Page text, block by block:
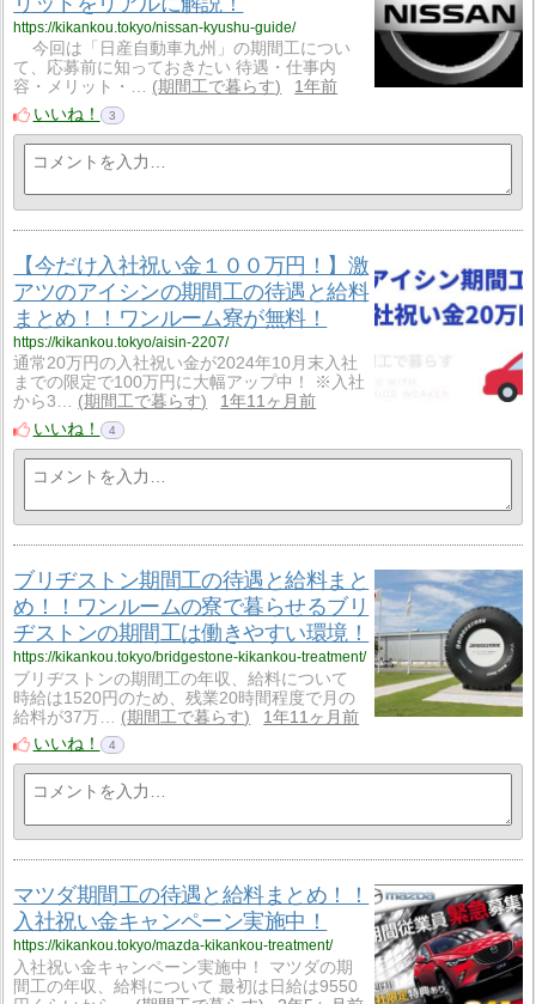
https://kikankou.tokyo/nissan-kyushu-guide/
今回は「日産自動車九州」の期間工につい
て、応募前に知っておきたい 待遇・仕事内
容・メリット・…
期間工で暮らす
1年前
いいね！
3
【今だけ入社祝い金１００万円！】激
アツのアイシンの期間工の待遇と給料
まとめ！！ワンルーム寮が無料！
https://kikankou.tokyo/aisin-2207/
通常20万円の入社祝い金が2024年10月末入社
までの限定で100万円に大幅アップ中！ ※入社
から3…
期間工で暮らす
1年11ヶ月前
いいね！
4
ブリヂストン期間工の待遇と給料まと
め！！ワンルームの寮で暮らせるブリ
ヂストンの期間工は働きやすい環境！
https://kikankou.tokyo/bridgestone-kikankou-treatment/
ブリヂストンの期間工の年収、給料について
時給は1520円のため、残業20時間程度で月の
給料が37万…
期間工で暮らす
1年11ヶ月前
いいね！
4
マツダ期間工の待遇と給料まとめ！！
入社祝い金キャンペーン実施中！
https://kikankou.tokyo/mazda-kikankou-treatment/
入社祝い金キャンペーン実施中！ マツダの期
間工の年収、給料について 最初は日給は9550